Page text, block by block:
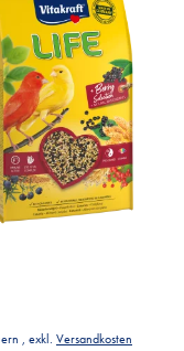
, exkl. Versandkosten